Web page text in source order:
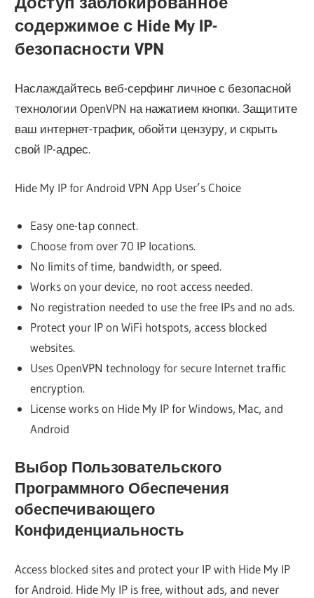
содержимое с Hide My IP-
безопасности VPN
Наслаждайтесь веб-серфинг личное с безопасной
технологии OpenVPN на нажатием кнопки. Защитите
ваш интернет-трафик, обойти цензуру, и скрыть
свой IP-адрес.
Hide My IP for Android VPN App User’s Choice
Easy one-tap connect.
Choose from over 70 IP locations.
No limits of time, bandwidth, or speed.
Works on your device, no root access needed.
No registration needed to use the free IPs and no ads.
Protect your IP on WiFi hotspots, access blocked
websites.
Uses OpenVPN technology for secure Internet traffic
encryption.
License works on Hide My IP for Windows, Mac, and
Android
Выбор Пользовательского
Программного Обеспечения
обеспечивающего
Конфиденциальность
Access blocked sites and protect your IP with Hide My IP
for Android. Hide My IP is free, without ads, and never